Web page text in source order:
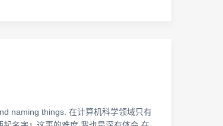
naming things. 在计算机科学领域只有